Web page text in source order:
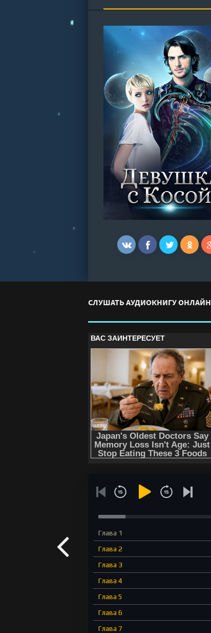
СЛУШАТЬ АУДИОКНИГУ ОНЛАЙН
Глава 1
Глава 2
Глава 3
Глава 4
Глава 5
Глава 6
Глава 7